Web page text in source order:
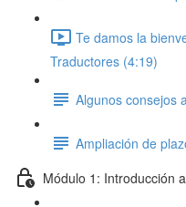
Te damos la
Traductores (4:19)
Algunos consejos
Ampliación de
Módulo 1: Introducción